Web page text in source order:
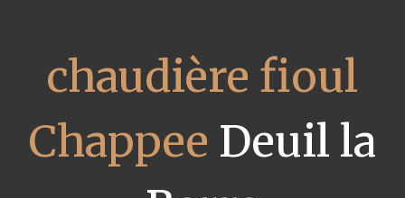
chaudière fioul
Chappee Deuil la